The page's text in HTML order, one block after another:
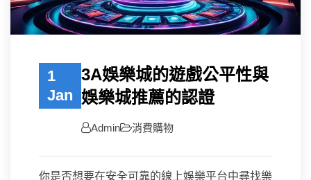
1
Jan
3A娛樂城的遊戲公平性與
娛樂城推薦的認證
Admin 消費購物
你是否想要在安全可靠的線上娛樂平台中尋找樂